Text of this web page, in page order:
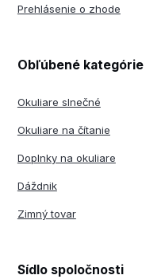
Prehlásenie o zhode
Obľúbené kategórie
Okuliare slnečné
Okuliare na čítanie
Doplnky na okuliare
Dáždnik
Zimný tovar
Sídlo spoločnosti